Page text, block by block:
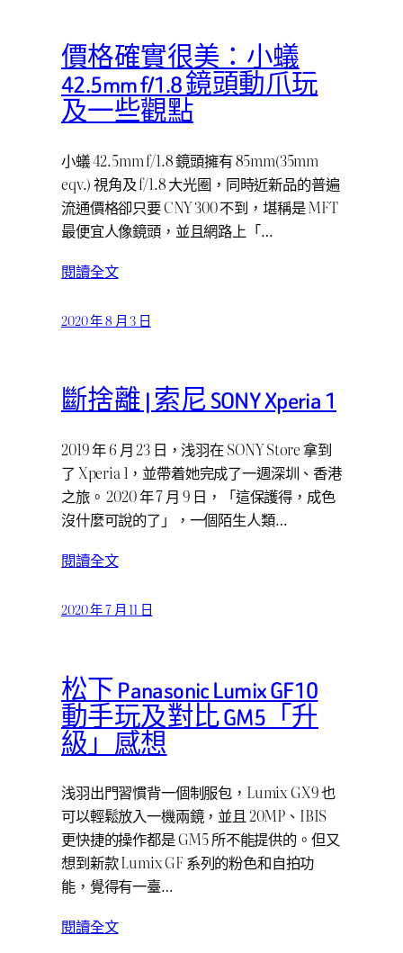
價格確實很美：小蟻
42.5mm f/1.8 鏡頭動爪玩
及一些觀點
小蟻 42.5mm f/1.8 鏡頭擁有 85mm(35mm
eqv.) 視角及 f/1.8 大光圈，同時近新品的普遍
流通價格卻只要 CNY 300 不到，堪稱是 MFT
最便宜人像鏡頭，並且網路上「…
閱讀全文
2020 年 8 月 3 日
斷捨離 | 索尼 SONY Xperia 1
2019 年 6 月 23 日，浅羽在 SONY Store 拿到
了 Xperia 1，並帶着她完成了一週深圳、香港
之旅。 2020 年 7 月 9 日，「這保護得，成色
沒什麼可說的了」，一個陌生人類…
閱讀全文
2020 年 7 月 11 日
松下 Panasonic Lumix GF10
動手玩及對比 GM5「升
級」感想
浅羽出門習慣背一個制服包，Lumix GX9 也
可以輕鬆放入一機兩鏡，並且 20MP、IBIS
更快捷的操作都是 GM5 所不能提供的。但又
想到新款 Lumix GF 系列的粉色和自拍功
能，覺得有一臺…
閱讀全文